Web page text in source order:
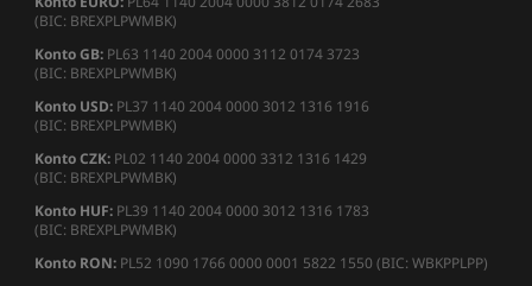
(BIC: BREXPLPWMBK)
Konto GB: PL63 1140 2004 0000 3112 0174 3723
(BIC: BREXPLPWMBK)
Konto USD: PL37 1140 2004 0000 3012 1316 1916
(BIC: BREXPLPWMBK)
Konto CZK: PL02 1140 2004 0000 3312 1316 1429
(BIC: BREXPLPWMBK)
Konto HUF: PL39 1140 2004 0000 3012 1316 1783
(BIC: BREXPLPWMBK)
Konto RON: PL52 1090 1766 0000 0001 5822 1550 (BIC: WBKPPLPP)